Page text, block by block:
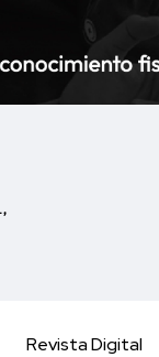
Revista Digital